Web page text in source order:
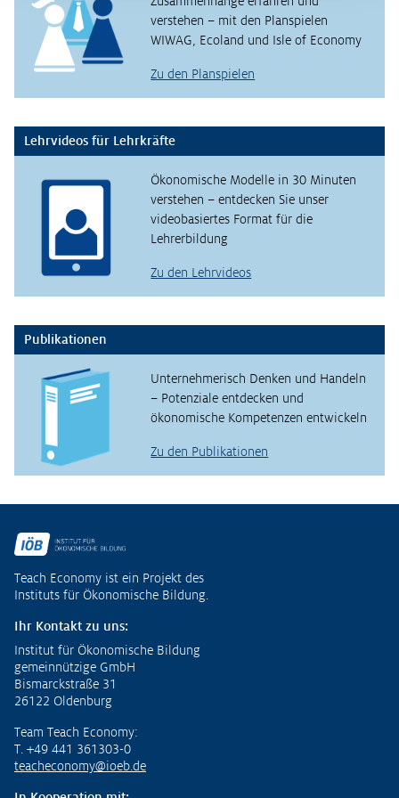
verstehen – mit den Planspielen
WIWAG, Ecoland und Isle of Economy
Zu den Planspielen
Lehrvideos für Lehrkräfte
Ökonomische Modelle in 30 Minuten
verstehen – entdecken Sie unser
videobasiertes Format für die
Lehrerbildung
Zu den Lehrvideos
Publikationen
Unternehmerisch Denken und Handeln
– Potenziale entdecken und
ökonomische Kompetenzen entwickeln
Zu den Publikationen
Teach Economy ist ein Projekt des
Instituts für Ökonomische Bildung.
Ihr Kontakt zu uns:
Institut für Ökonomische Bildung
gemeinnützige GmbH
Bismarckstraße 31
26122 Oldenburg
Team Teach Economy:
T. +49 441 361303-0
teacheconomy@ioeb.de